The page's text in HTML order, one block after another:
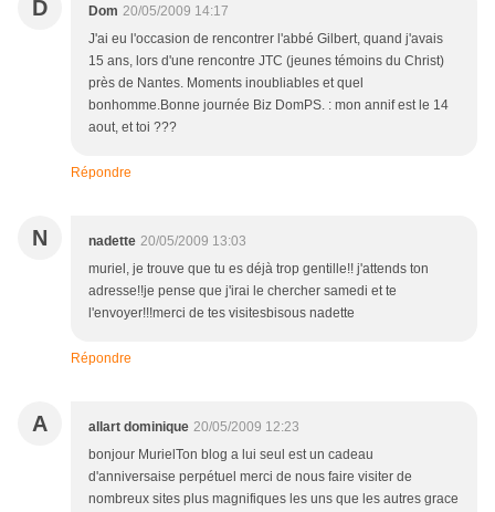
D Dom 20/05/2009 14:17
J'ai eu l'occasion de rencontrer l'abbé Gilbert, quand j'avais
15 ans, lors d'une rencontre JTC (jeunes témoins du Christ)
près de Nantes. Moments inoubliables et quel
bonhomme.Bonne journée Biz DomPS. : mon annif est le 14
aout, et toi ???
Répondre
N nadette 20/05/2009 13:03
muriel, je trouve que tu es déjà trop gentille!! j'attends ton
adresse!!je pense que j'irai le chercher samedi et te
l'envoyer!!!merci de tes visitesbisous nadette
Répondre
A allart dominique 20/05/2009 12:23
bonjour MurielTon blog a lui seul est un cadeau
d'anniversaise perpétuel merci de nous faire visiter de
nombreux sites plus magnifiques les uns que les autres grace